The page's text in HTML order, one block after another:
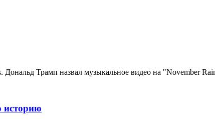
Трамп назвал музыкальное видео на "November
историю